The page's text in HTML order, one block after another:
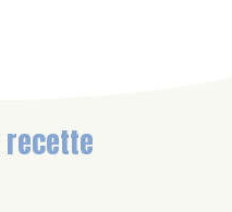
recette